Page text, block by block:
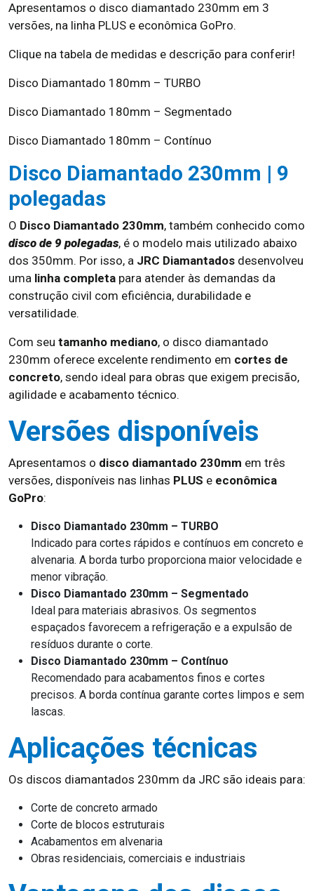
Apresentamos o disco diamantado 230mm em 3
versões, na linha PLUS e econômica GoPro.
Clique na tabela de medidas e descrição para conferir!
Disco Diamantado 180mm – TURBO
Disco Diamantado 180mm – Segmentado
Disco Diamantado 180mm – Contínuo
Disco Diamantado 230mm | 9
polegadas
O Disco Diamantado 230mm, também conhecido como
disco de 9 polegadas, é o modelo mais utilizado abaixo
dos 350mm. Por isso, a JRC Diamantados desenvolveu
uma linha completa para atender às demandas da
construção civil com eficiência, durabilidade e
versatilidade.
Com seu tamanho mediano, o disco diamantado
230mm oferece excelente rendimento em cortes de
concreto, sendo ideal para obras que exigem precisão,
agilidade e acabamento técnico.
Versões disponíveis
Apresentamos o disco diamantado 230mm em três
versões, disponíveis nas linhas PLUS e econômica
GoPro:
Disco Diamantado 230mm – TURBO
Indicado para cortes rápidos e contínuos em concreto e
alvenaria. A borda turbo proporciona maior velocidade e
menor vibração.
Disco Diamantado 230mm – Segmentado
Ideal para materiais abrasivos. Os segmentos
espaçados favorecem a refrigeração e a expulsão de
resíduos durante o corte.
Disco Diamantado 230mm – Contínuo
Recomendado para acabamentos finos e cortes
precisos. A borda contínua garante cortes limpos e sem
lascas.
Aplicações técnicas
Os discos diamantados 230mm da JRC são ideais para:
Corte de concreto armado
Corte de blocos estruturais
Acabamentos em alvenaria
Obras residenciais, comerciais e industriais